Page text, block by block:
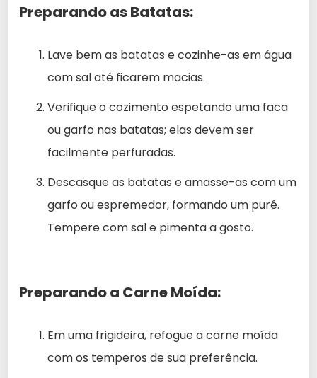
Preparando as Batatas:
Lave bem as batatas e cozinhe-as em água
com sal até ficarem macias.
Verifique o cozimento espetando uma faca
ou garfo nas batatas; elas devem ser
facilmente perfuradas.
Descasque as batatas e amasse-as com um
garfo ou espremedor, formando um purê.
Tempere com sal e pimenta a gosto.
Preparando a Carne Moída:
Em uma frigideira, refogue a carne moída
com os temperos de sua preferência.